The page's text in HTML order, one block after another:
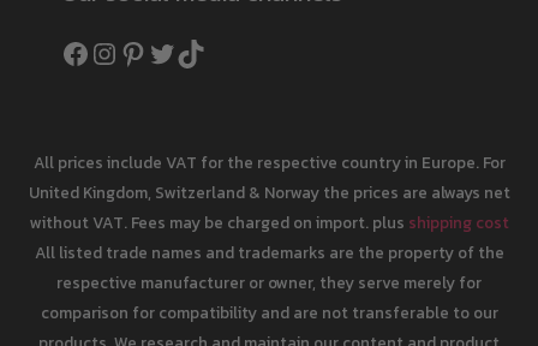
Facebook
Instagram
Pinterest
Twitter
TikTok
All prices include VAT for the respective country in Europe. For
United Kingdom, Switzerland & Norway the prices are always net
without VAT. Fees may be charged on import. plus shipping cost
All listed trade names and trademarks are the property of the
respective manufacturer or owner, they serve merely for
comparison for compatibility and are not transferable to our